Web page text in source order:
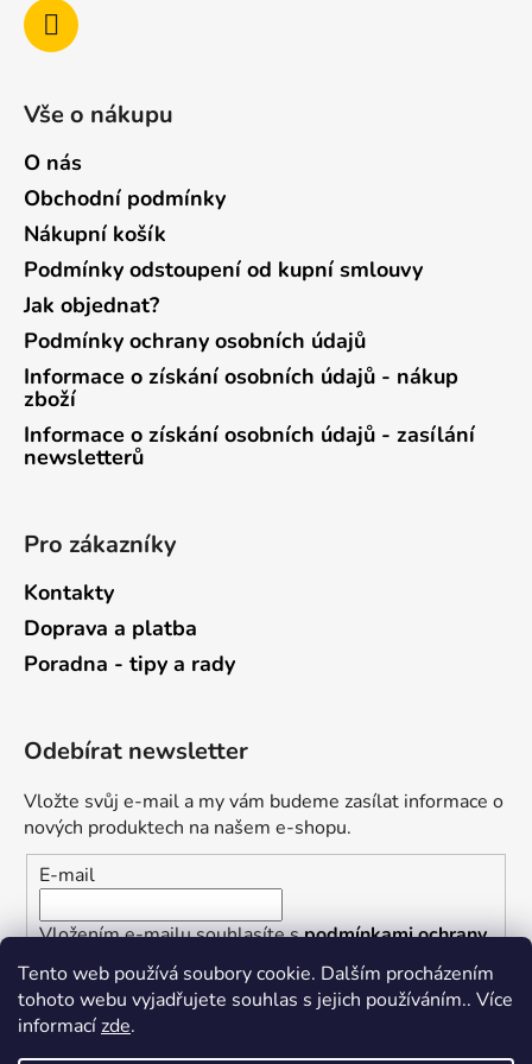
Tento web používá soubory cookie. Dalším procházením
tohoto webu vyjadřujete souhlas s jejich používáním.. Více
informacízde.
Vše o nákupu
O nás
Obchodní podmínky
Nákupní košík
Podmínky odstoupení od kupní smlouvy
Jak objednat?
Podmínky ochrany osobních údajů
Informace o získání osobních údajů - nákup
zboží
Informace o získání osobních údajů - zasílání
newsletterů
Pro zákazníky
Kontakty
Doprava a platba
Poradna - tipy a rady
Odebírat newsletter
Vložte svůj e-mail a my vám budeme zasílat informace o
nových produktech na našem e-shopu.
E-mail
Vložením e-mailu souhlasíte spodmínkami ochrany
osobních údajů
PŘIHLÁSIT SE